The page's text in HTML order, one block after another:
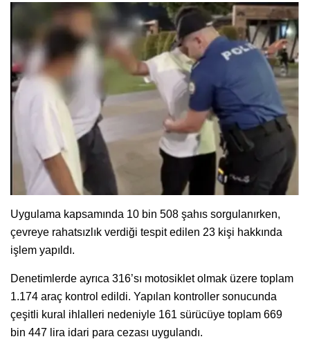
Uygulama kapsamında 10 bin 508 şahıs sorgulanırken,
çevreye rahatsızlık verdiği tespit edilen 23 kişi hakkında
işlem yapıldı.
Denetimlerde ayrıca 316’sı motosiklet olmak üzere toplam
1.174 araç kontrol edildi. Yapılan kontroller sonucunda
çeşitli kural ihlalleri nedeniyle 161 sürücüye toplam 669
bin 447 lira idari para cezası uygulandı.